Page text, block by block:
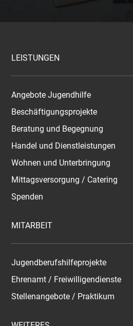
LEISTUNGEN
Angebote Jugendhilfe
Beschäftigungsprojekte
Beratung und Begegnung
Handel und Dienstleistungen
Wohnen und Unterbringung
Mittagsversorgung / Catering
Spenden
MITARBEIT
Jugendberufshilfeprojekte
Ehrenamt / Freiwilligendienste
Stellenangebote / Praktikum